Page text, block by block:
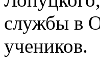
службы в
учеников.